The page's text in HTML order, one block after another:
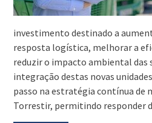
investimento destinado a
resposta logística, melhorar a
reduzir o impacto ambiental das
integração destas novas
passo na estratégia contínua de
Torrestir, permitindo responder